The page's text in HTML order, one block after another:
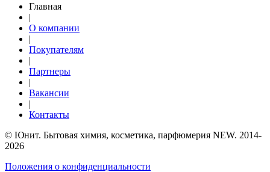
Главная
|
О компании
|
Покупателям
|
Партнеры
|
Вакансии
|
Контакты
© Юнит. Бытовая химия, косметика, парфюмерия NEW. 2014-
2026
Положения о конфиденциальности